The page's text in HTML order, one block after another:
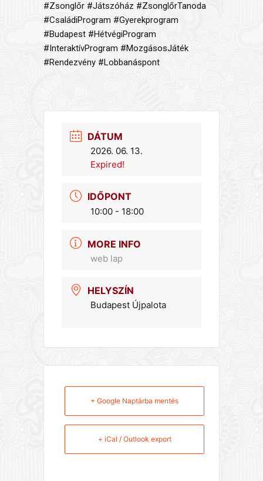
#Zsonglőr #Játszóház #ZsonglőrTanoda
#CsaládiProgram #Gyerekprogram
#Budapest #HétvégiProgram
#InteraktívProgram #MozgásosJáték
#Rendezvény #Lobbanáspont
DÁTUM
2026. 06. 13.
Expired!
IDŐPONT
10:00 - 18:00
MORE INFO
web lap
HELYSZÍN
Budapest Újpalota
+ Google Naptárba mentés
+ iCal / Outlook export